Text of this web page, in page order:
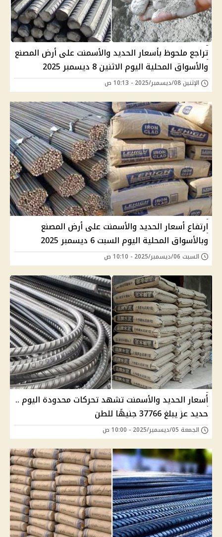
تراجع ملحوظ بأسعار الحديد والأسمنت على أرض المصنع
والأسواق المحلية اليوم الاثنين 8 ديسمبر 2025
الإثنين 08/ديسمبر/2025 - 10:13 ص
ارتفاع أسعار الحديد والأسمنت على أرض المصنع
وبالأسواق المحلية اليوم السبت 6 ديسمبر 2025
السبت 06/ديسمبر/2025 - 10:10 ص
أسعار الحديد والأسمنت تشهد تحركات محدودة اليوم ..
حديد عز يبلغ 37766 جنيهًا للطن
الجمعة 05/ديسمبر/2025 - 10:00 ص